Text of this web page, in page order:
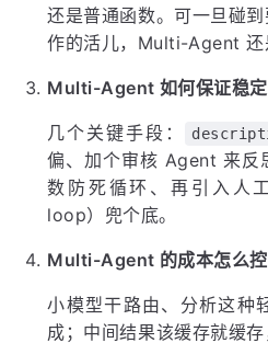
还是普通函数。可一旦碰
作的活儿，Multi-Agent 还
Multi-Agent 如何保证稳定
几个关键手段：
偏、加个审核 Agent 来反
数防死循环、再引入人
loop）兜个底。
Multi-Agent 的成本怎么控
小模型干路由、分析这种
成；中间结果该缓存就缓